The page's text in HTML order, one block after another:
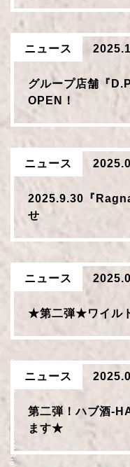
ニュース
グループ店舗『
OPEN！
ニュース
2025.9.30『
せ
ニュース
★第二弾★ワイル
ニュース
第二弾！ハブ酒-
ます★